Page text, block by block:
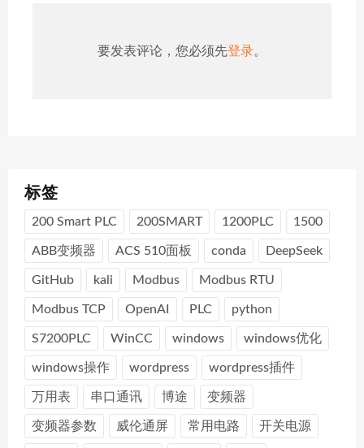
要发表评论，您必须先登录。
标签
200 Smart PLC 200SMART 1200PLC 1500
ABB变频器 ACS 510面板 conda DeepSeek
GitHub kali Modbus Modbus RTU
Modbus TCP OpenAI PLC python
S7200PLC WinCC windows windows优化
windows操作 wordpress wordpress插件
万用表 串口通讯 博途 变频器
变频器参数 威伦通屏 常用电路 开关电源